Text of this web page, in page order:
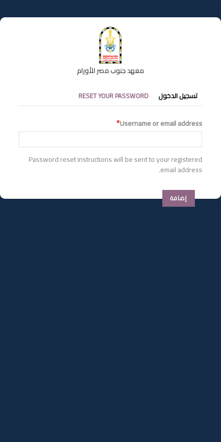
إلى
المحتوى
معهد جنوب مصر للأورام
التبويبات
الأساسية
تسجيل الدخول RESET YOUR PASSWORD
Username or email address
Password reset instructions will be sent to your registered
email address.